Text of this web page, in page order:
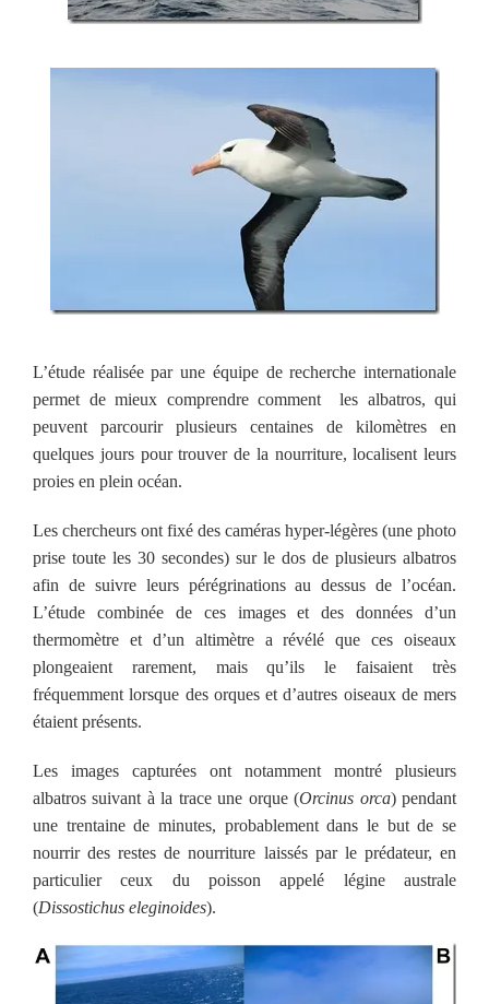
L’étude réalisée par une équipe de recherche internationale
permet de mieux comprendre comment les albatros, qui
peuvent parcourir plusieurs centaines de kilomètres en
quelques jours pour trouver de la nourriture, localisent leurs
proies en plein océan.
Les chercheurs ont fixé des caméras hyper-légères (une photo
prise toute les 30 secondes) sur le dos de plusieurs albatros
afin de suivre leurs pérégrinations au dessus de l’océan.
L’étude combinée de ces images et des données d’un
thermomètre et d’un altimètre a révélé que ces oiseaux
plongeaient rarement, mais qu’ils le faisaient très
fréquemment lorsque des orques et d’autres oiseaux de mers
étaient présents.
Les images capturées ont notamment montré plusieurs
albatros suivant à la trace une orque (Orcinus orca) pendant
une trentaine de minutes, probablement dans le but de se
nourrir des restes de nourriture laissés par le prédateur, en
particulier ceux du poisson appelé légine australe
(Dissostichus eleginoides).